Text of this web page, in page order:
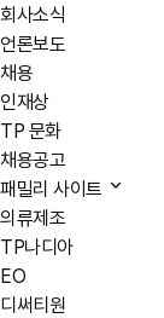
회사소식
언론보도
채용
인재상
TP 문화
채용공고
패밀리 사이트
의류제조
TP나디아
EO
디써티원